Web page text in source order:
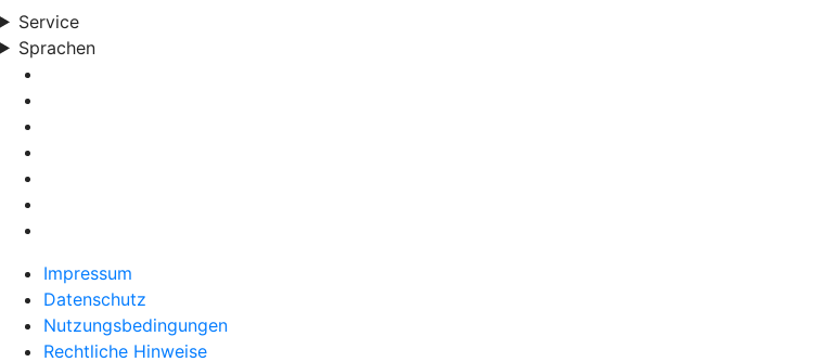
Service
Sprachen
Impressum
Datenschutz
Nutzungsbedingungen
Rechtliche Hinweise